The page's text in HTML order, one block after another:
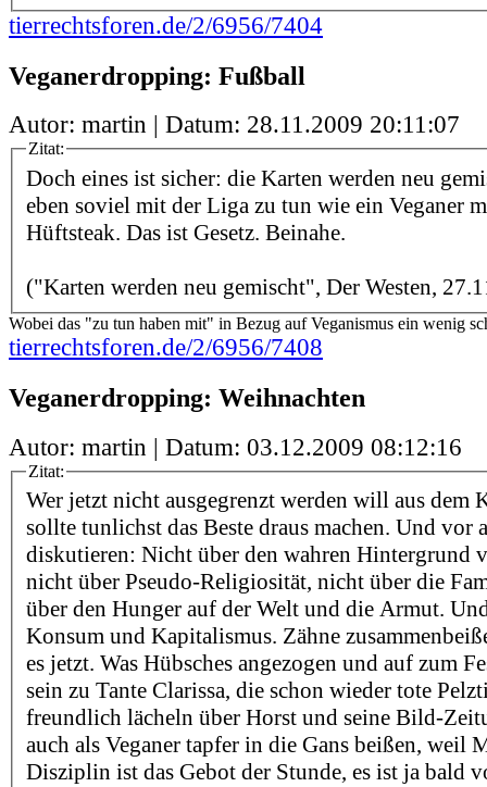
tierrechtsforen.de/2/6956/7404
Veganerdropping: Fußball
Autor: martin | Datum: 28.11.2009 20:11:07
Zitat:
Doch eines ist sicher: die Karten werden neu
eben soviel mit der Liga zu tun wie ein Veganer
Hüftsteak. Das ist Gesetz. Beinahe.
("Karten werden neu gemischt", Der Westen,
Wobei das "zu tun haben mit" in Bezug auf Veganismus ein wenig
tierrechtsforen.de/2/6956/7408
Veganerdropping: Weihnachten
Autor: martin | Datum: 03.12.2009 08:12:16
Zitat:
Wer jetzt nicht ausgegrenzt werden will aus dem
sollte tunlichst das Beste draus machen. Und vor
diskutieren: Nicht über den wahren Hintergrund
nicht über Pseudo-Religiosität, nicht über die
über den Hunger auf der Welt und die Armut.
Konsum und Kapitalismus. Zähne
es jetzt. Was Hübsches angezogen und auf zum
sein zu Tante Clarissa, die schon wieder tote
freundlich lächeln über Horst und seine Bild-
auch als Veganer tapfer in die Gans beißen, weil
Disziplin ist das Gebot der Stunde, es ist ja bald